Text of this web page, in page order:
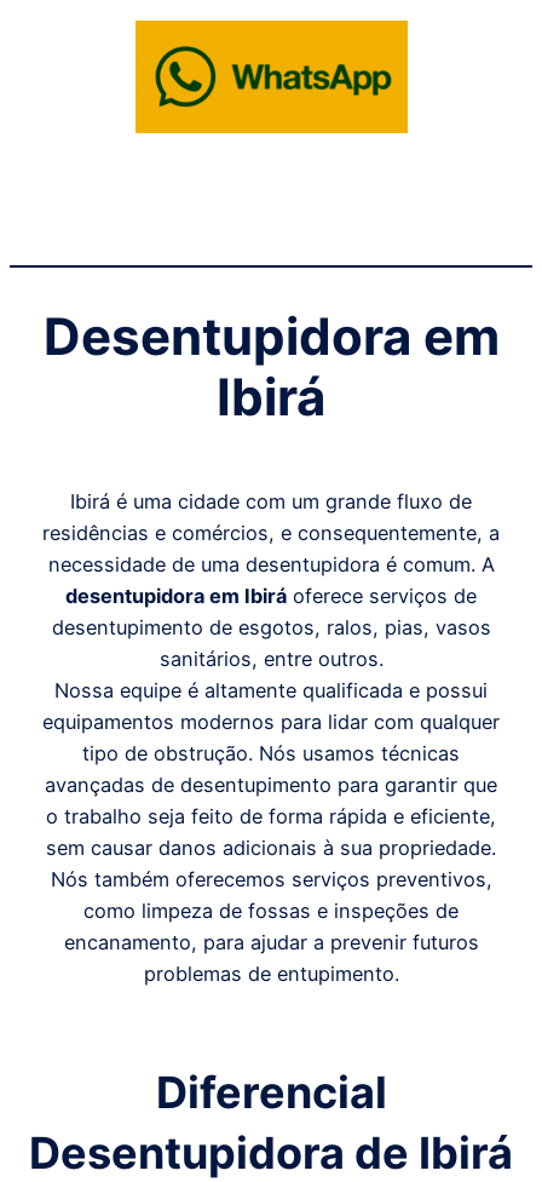
Desentupidora em
Ibirá
Ibirá é uma cidade com um grande fluxo de
residências e comércios, e consequentemente, a
necessidade de uma desentupidora é comum. A
desentupidora em Ibirá oferece serviços de
desentupimento de esgotos, ralos, pias, vasos
sanitários, entre outros.
Nossa equipe é altamente qualificada e possui
equipamentos modernos para lidar com qualquer
tipo de obstrução. Nós usamos técnicas
avançadas de desentupimento para garantir que
o trabalho seja feito de forma rápida e eficiente,
sem causar danos adicionais à sua propriedade.
Nós também oferecemos serviços preventivos,
como limpeza de fossas e inspeções de
encanamento, para ajudar a prevenir futuros
problemas de entupimento.
Diferencial
Desentupidora de Ibirá